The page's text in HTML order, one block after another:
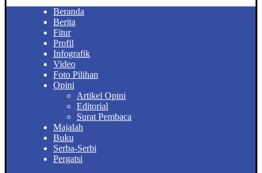
Beranda
Berita
Fitur
Profil
Infografik
Video
Foto Pilihan
Opini
Artikel Opini
Editorial
Surat Pembaca
Majalah
Buku
Serba-Serbi
Pergatsi